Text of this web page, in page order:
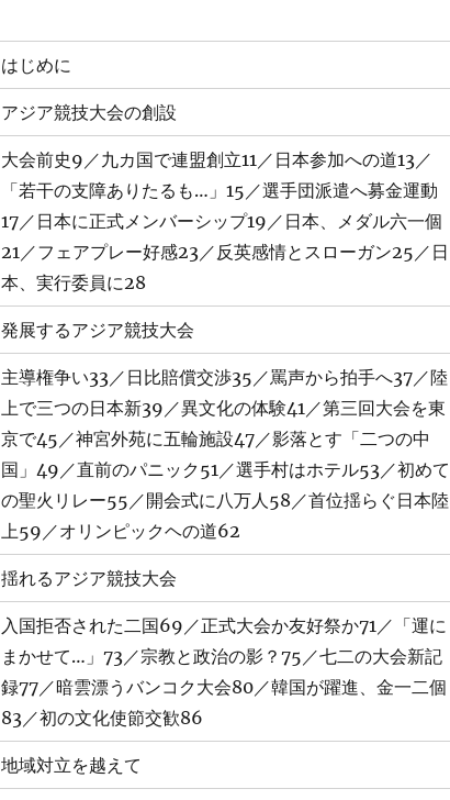
はじめに
アジア競技大会の創設
大会前史9／九カ国で連盟創立11／日本参加への道13／
「若干の支障ありたるも…」15／選手団派遣へ募金運動
17／日本に正式メンバーシップ19／日本、メダル六一個
21／フェアプレー好感23／反英感情とスローガン25／日
本、実行委員に28
発展するアジア競技大会
主導権争い33／日比賠償交渉35／罵声から拍手へ37／陸
上で三つの日本新39／異文化の体験41／第三回大会を東
京で45／神宮外苑に五輪施設47／影落とす「二つの中
国」49／直前のパニック51／選手村はホテル53／初めて
の聖火リレー55／開会式に八万人58／首位揺らぐ日本陸
上59／オリンピックヘの道62
揺れるアジア競技大会
入国拒否された二国69／正式大会か友好祭か71／「運に
まかせて…」73／宗教と政治の影？75／七二の大会新記
録77／暗雲漂うバンコク大会80／韓国が躍進、金一二個
83／初の文化使節交歓86
地域対立を越えて